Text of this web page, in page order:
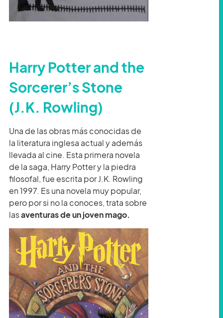
Harry Potter and the
Sorcerer’s Stone
(J.K. Rowling)
Una de las obras más conocidas de
la literatura inglesa actual y además
llevada al cine. Esta primera novela
de la saga, Harry Potter y la piedra
filosofal, fue escrita por J.K. Rowling
en 1997. Es una novela muy popular,
pero por si no la conoces, trata sobre
lasaventuras de un joven mago.